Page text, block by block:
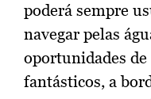
poderá sempre
navegar pelas
oportunidades
fantásticos, a